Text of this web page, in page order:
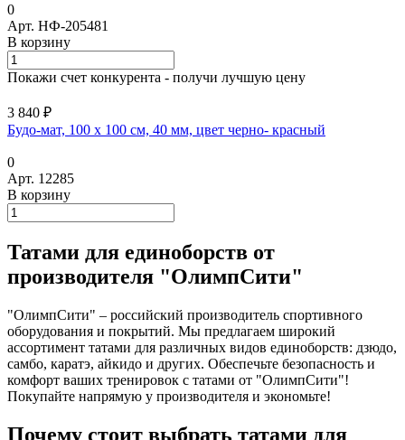
0
Арт. НФ-205481
В корзину
Покажи счет конкурента - получи лучшую цену
3 840 ₽
Будо-мат, 100 x 100 см, 40 мм, цвет черно- красный
0
Арт. 12285
В корзину
Татами для единоборств от
производителя "ОлимпСити"
"ОлимпСити" – российский производитель спортивного
оборудования и покрытий. Мы предлагаем широкий
ассортимент татами для различных видов единоборств: дзюдо,
самбо, каратэ, айкидо и других. Обеспечьте безопасность и
комфорт ваших тренировок с татами от "ОлимпСити"!
Покупайте напрямую у производителя и экономьте!
Почему стоит выбрать татами для